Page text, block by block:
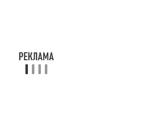
нужно ставить диод, иначе
с мотора очень быстро